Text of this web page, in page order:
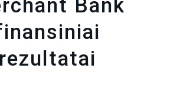
Bank
rezultatai